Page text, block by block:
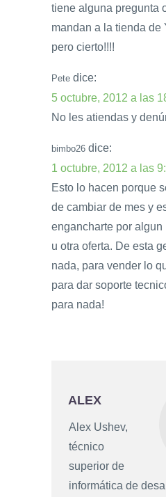
tiene alguna pregunta
mandan a la tienda
pero cierto!!!!
Pete dice:
5 octubre, 2012 a las
No les atiendas y
bimbo26 dice:
1 octubre, 2012 a las
Esto lo hacen porque
de cambiar de mes y
engancharte por algun
u otra oferta. De esta
nada, para vender lo
para dar soporte
para nada!
ALEX
Alex Ushev,
técnico
superior de
informática de